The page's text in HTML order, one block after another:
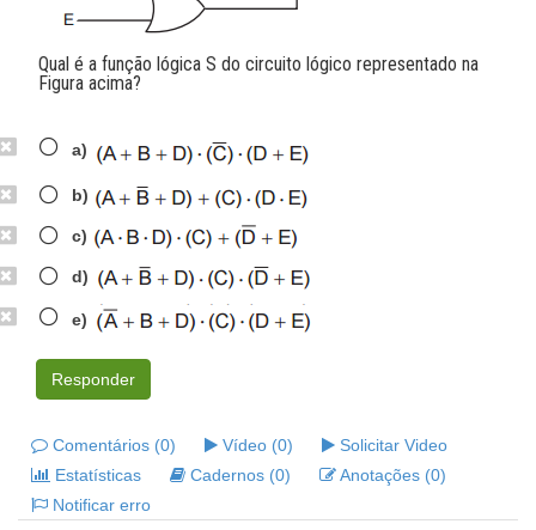
Qual é a função lógica S do circuito lógico representado na
Figura acima?
a)
b)
c)
d)
e)
Responder
Comentários (0) Vídeo (0)
Solicitar Video
Estatísticas
Cadernos (0)
Anotações (0)
Notificar erro